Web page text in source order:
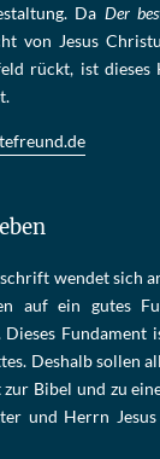
Da Der
von Je­sus
rückt, ist die­ses
wen­det sich
auf ein gu­tes
Die­ses
Des­halb sol­len
Bi­bel und zu
und Herrn